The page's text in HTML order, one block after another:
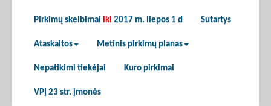
Pirkimų skelbimai iki 2017 m. liepos 1 d Sutartys
Ataskaitos Metinis pirkimų planas
Nepatikimi tiekėjai Kuro pirkimai
VPĮ 23 str. įmonės